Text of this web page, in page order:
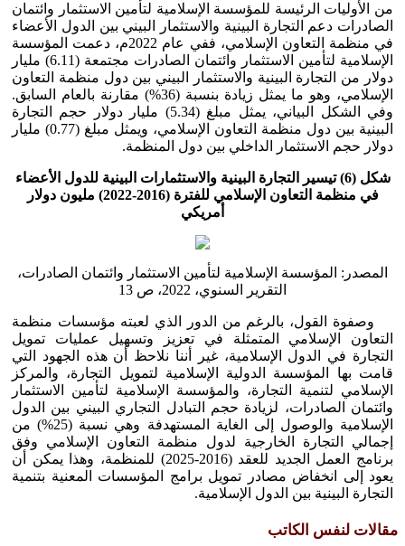
من الأوليات الرئيسة للمؤسسة الإسلامية لتأمين الاستثمار وائتمان
الصادرات دعم التجارة البينية والاستثمار البيني بين الدول الأعضاء
في منظمة التعاون الإسلامي، ففي عام 2022م، دعمت المؤسسة
الإسلامية لتأمين الاستثمار وائتمان الصادرات مجتمعة (6.11) مليار
دولار من التجارة البينية والاستثمار البيني بين دول منظمة التعاون
الإسلامي، وهو ما يمثل زيادة بنسبة (36%) مقارنة بالعام السابق.
وفي الشكل البياني، يمثل مبلغ (5.34) مليار دولار حجم التجارة
البينية بين دول منظمة التعاون الإسلامي، ويمثل مبلغ (0.77) مليار
دولار حجم الاستثمار الداخلي بين دول المنظمة.
شكل (6) تيسير التجارة البينية والاستثمارات البينية للدول الأعضاء
في منظمة التعاون الإسلامي للفترة (2016-2022) مليون دولار
أمريكي
المصدر: المؤسسة الإسلامية لتأمين الاستثمار وائتمان الصادرات،
التقرير السنوي، 2022، ص 13
وصفوة القول، بالرغم من الدور الذي لعبته مؤسسات منظمة
التعاون الإسلامي المتمثلة في تعزيز وتسهيل عمليات تمويل
التجارة في الدول الإسلامية، غير أننا نلاحظ أن هذه الجهود التي
قامت بها المؤسسة الدولية الإسلامية لتمويل التجارة، والمركز
الإسلامي لتنمية التجارة، والمؤسسة الإسلامية لتأمين الاستثمار
وائتمان الصادرات، لزيادة حجم التبادل التجاري البيني بين الدول
الإسلامية والوصول إلى الغاية المستهدفة وهي نسبة (25%) من
إجمالي التجارة الخارجية لدول منظمة التعاون الإسلامي وفق
برنامج العمل الجديد للعقد (2016-2025) للمنظمة، وهذا يمكن أن
يعود إلى انخفاض مصادر تمويل برامج المؤسسات المعنية بتنمية
التجارة البينية بين الدول الإسلامية.
مقالات لنفس الكاتب